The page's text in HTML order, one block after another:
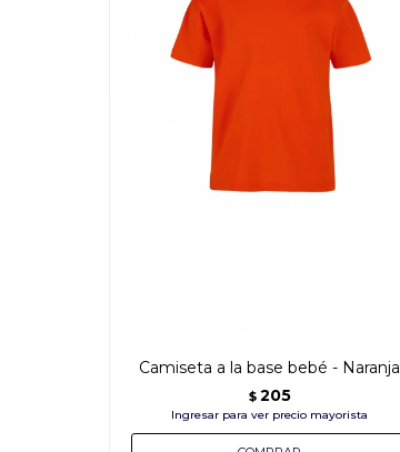
Camiseta a la base bebé - Naranja
$ 205